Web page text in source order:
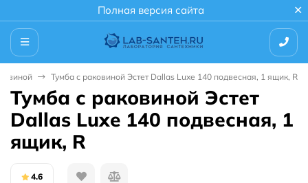
Полная версия сайта
Тумба с раковиной Эстет Dallas Luxe 140 подвесная, 1 ящик, R
Тумба с раковиной Эстет
Dallas Luxe 140 подвесная, 1
ящик, R
4.6